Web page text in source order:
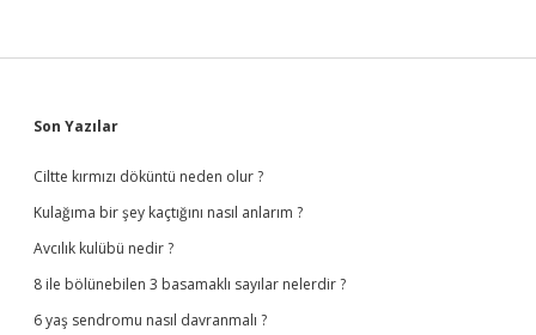
Sidebar
Son Yazılar
Ciltte kırmızı döküntü neden olur ?
Kulağıma bir şey kaçtığını nasıl anlarım ?
Avcılık kulübü nedir ?
8 ile bölünebilen 3 basamaklı sayılar nelerdir ?
6 yaş sendromu nasıl davranmalı ?